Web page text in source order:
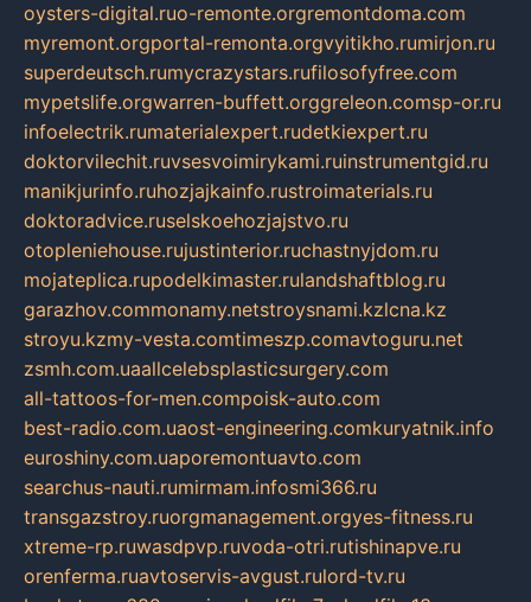
oysters-digital.ruo-remonte.orgremontdoma.com
myremont.orgportal-remonta.orgvyitikho.rumirjon.ru
superdeutsch.rumycrazystars.rufilosofyfree.com
mypetslife.orgwarren-buffett.orggreleon.comsp-or.ru
infoelectrik.rumaterialexpert.rudetkiexpert.ru
doktorvilechit.ruvsesvoimirykami.ruinstrumentgid.ru
manikjurinfo.ruhozjajkainfo.rustroimaterials.ru
doktoradvice.ruselskoehozjajstvo.ru
otopleniehouse.rujustinterior.ruchastnyjdom.ru
mojateplica.rupodelkimaster.rulandshaftblog.ru
garazhov.commonamy.netstroysnami.kzlcna.kz
stroyu.kzmy-vesta.comtimeszp.comavtoguru.net
zsmh.com.uaallcelebsplasticsurgery.com
all-tattoos-for-men.compoisk-auto.com
best-radio.com.uaost-engineering.comkuryatnik.info
euroshiny.com.uaporemontuavto.com
searchus-nauti.rumirmam.infosmi366.ru
transgazstroy.ruorgmanagement.orgyes-fitness.ru
xtreme-rp.ruwasdpvp.ruvoda-otri.rutishinapve.ru
orenferma.ruavtoservis-avgust.rulord-tv.ru